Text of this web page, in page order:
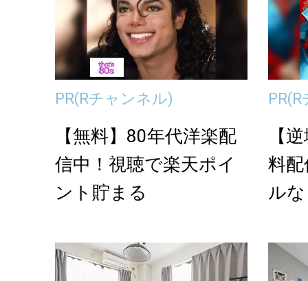
PR(Rチャンネル)
【無料】80年代洋楽配
信中！視聴で楽天ポイ
ント貯まる
PR(R
【
料
ル